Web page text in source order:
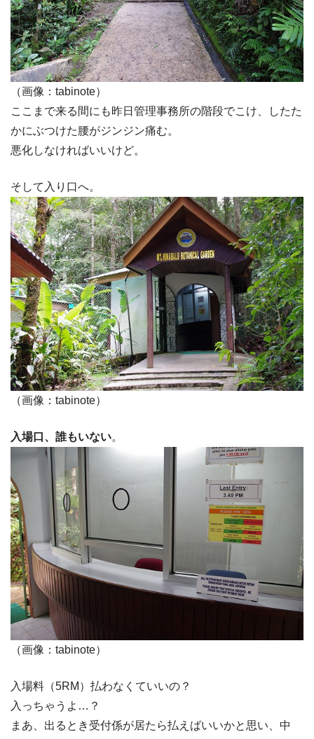
（画像：tabinote）
ここまで来る間にも昨日管理事務所の階段でこけ、したた
かにぶつけた腰がジンジン痛む。
悪化しなければいいけど。
そして入り口へ。
（画像：tabinote）
入場口、誰もいない。
（画像：tabinote）
入場料（5RM）払わなくていいの？
入っちゃうよ…？
まあ、出るとき受付係が居たら払えばいいかと思い、中